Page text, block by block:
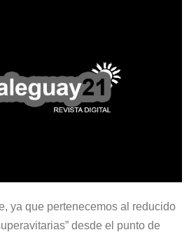
ya que pertenecemos al reducido
desde el punto de